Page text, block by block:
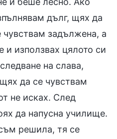
дълг, щях да
чувствам задължена, а
и използвах цялото си
на слава,
да се чувствам
не исках. След
да напусна училище.
решила, тя се